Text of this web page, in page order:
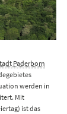
Paderborn
werden in
Mit
ist das